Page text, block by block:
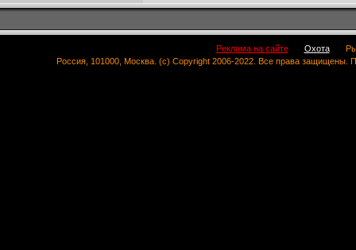
Реклама на сайте Охота
Россия, 101000, Москва. (c) Copyright 2006-2022. Все права защищены.